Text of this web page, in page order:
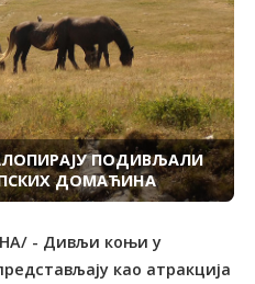
ПОДИВЉАЛИ
ДОМАЋИНА
- Дивљи коњи у
као атракција